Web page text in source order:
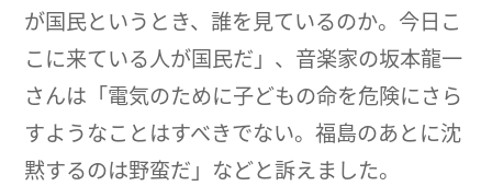
が国民というとき、誰を見ているのか。今日こ
こに来ている人が国民だ」、音楽家の坂本龍一
さんは「電気のために子どもの命を危険にさら
すようなことはすべきでない。福島のあとに沈
黙するのは野蛮だ」などと訴えました。